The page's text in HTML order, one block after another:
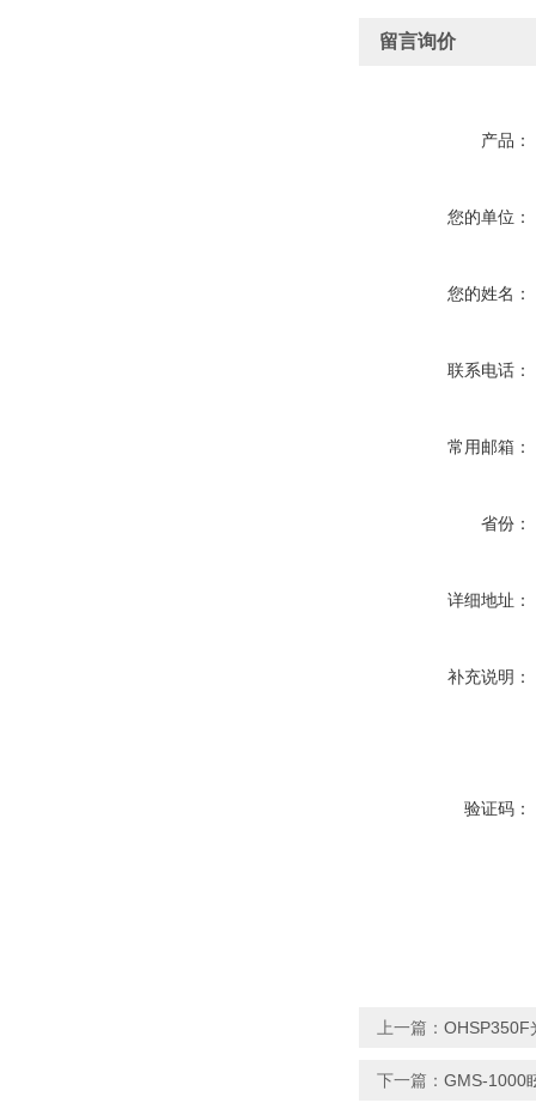
留言询价
产品：
您的单位：
您的姓名：
联系电话：
常用邮箱：
省份：
详细地址：
补充说明：
验证码：
上一篇： OHSP350F
下一篇： GMS-1000